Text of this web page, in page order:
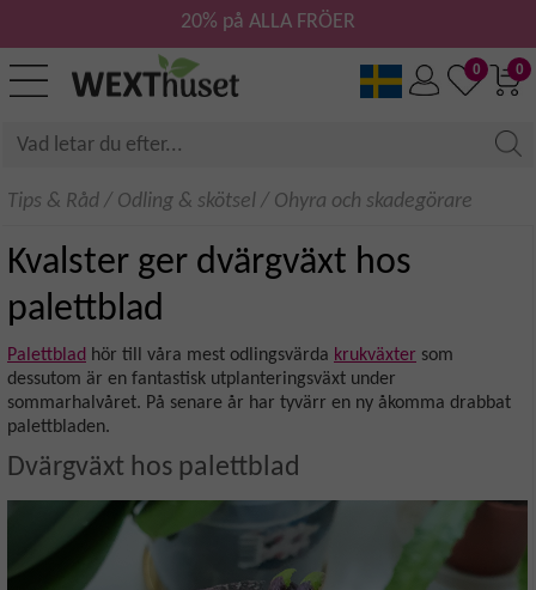
0
0
20% på ALLA FRÖER
Tips & Råd / Odling & skötsel / Ohyra och skadegörare
Kvalster ger dvärgväxt hos
palettblad
Palettblad hör till våra mest odlingsvärda krukväxter som
dessutom är en fantastisk utplanteringsväxt under
sommarhalvåret. På senare år har tyvärr en ny åkomma drabbat
palettbladen.
Dvärgväxt hos palettblad